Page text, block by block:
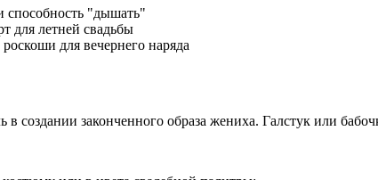
способность "дышать"
для летней свадьбы
для вечернего наряда
создании законченного образа жениха. Галстук или